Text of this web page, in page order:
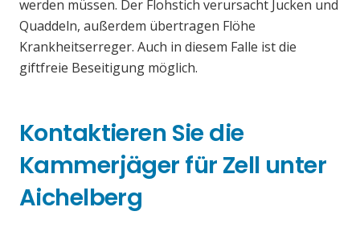
werden müssen. Der Flohstich verursacht Jucken und
Quaddeln, außerdem übertragen Flöhe
Krankheitserreger. Auch in diesem Falle ist die
giftfreie Beseitigung möglich.
Kontaktieren Sie die
Kammerjäger für Zell unter
Aichelberg